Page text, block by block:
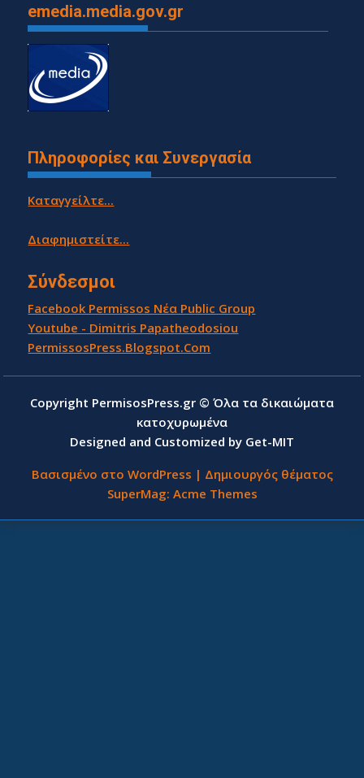
emedia.media.gov.gr
Πληροφορίες και Συνεργασία
Καταγγείλτε...
Διαφημιστείτε...
Σύνδεσμοι
Facebook Permissos Νέα Public Group
Youtube - Dimitris Papatheodosiou
PermissosPress.Blogspot.Com
Copyright PermisosPress.gr © Όλα τα δικαιώματα
κατοχυρωμένα
Designed and Customized by Get-MIT
Βασισμένο στο WordPress | Δημιουργός θέματος
SuperMag: Acme Themes